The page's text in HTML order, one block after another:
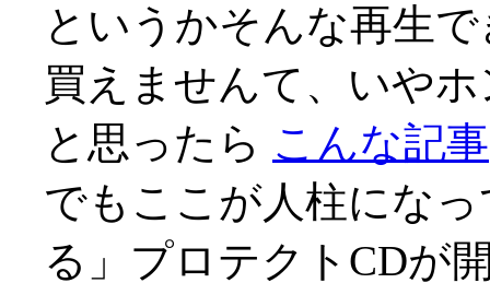
というかそんな再生
買えませんて、いや
と思ったら こんな記事
でもここが人柱にな
る」プロテクトCDが